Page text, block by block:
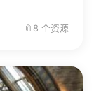
📎 8 个资源